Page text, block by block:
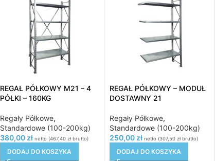
REGAŁ PÓŁKOWY M21 – 4
PÓŁKI – 160KG
Regały Półkowe,
Standardowe (100-200kg)
380,00 zł netto (467,40 złbrutto)
DODAJ DO KOSZYKA
REGAŁ PÓŁKOWY – MODUŁ
DOSTAWNY 21
Regały Półkowe,
Standardowe (100-200kg)
250,00 zł netto (307,50zł brutto)
DODAJ DO KOSZYKA